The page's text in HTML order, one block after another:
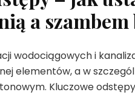
a
wodociągowych i
elementów, a w
Kluczowe